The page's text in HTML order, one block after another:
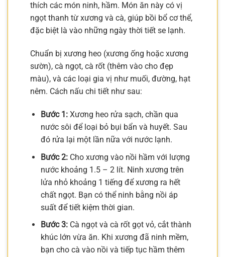
thích các món ninh, hầm. Món ăn này có vị
ngọt thanh từ xương và cà, giúp bồi bổ cơ thể,
đặc biệt là vào những ngày thời tiết se lạnh.
Chuẩn bị xương heo (xương ống hoặc xương
sườn), cà ngọt, cà rốt (thêm vào cho đẹp
màu), và các loại gia vị như muối, đường, hạt
nêm. Cách nấu chi tiết như sau:
Bước 1:Xương heo rửa sạch, chần qua
nước sôi để loại bỏ bụi bẩn và huyết. Sau
đó rửa lại một lần nữa với nước lạnh.
Bước 2:Cho xương vào nồi hầm với lượng
nước khoảng 1.5 – 2 lít. Ninh xương trên
lửa nhỏ khoảng 1 tiếng để xương ra hết
chất ngọt. Bạn có thể ninh bằng nồi áp
suất để tiết kiệm thời gian.
Bước 3:Cà ngọt và cà rốt gọt vỏ, cắt thành
khúc lớn vừa ăn. Khi xương đã ninh mềm,
bạn cho cà vào nồi và tiếp tục hầm thêm